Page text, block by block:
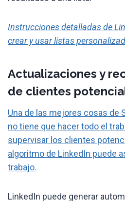
Instrucciones detalladas de
crear y usar listas
Actualizaciones y
de clientes
Una de las mejores cosas de
no tiene que hacer todo el
supervisar los clientes
algoritmo de LinkedIn puede
trabajo.
LinkedIn puede generar